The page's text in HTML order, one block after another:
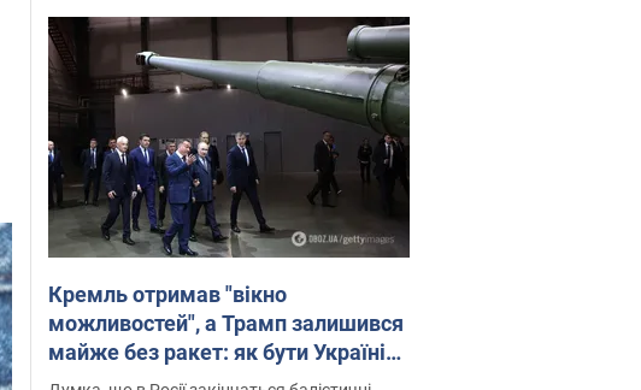
Кремль отримав "вікно
можливостей", а Трамп залишився
майже без ракет: як бути Україні?
Інтерв’ю з Мельником